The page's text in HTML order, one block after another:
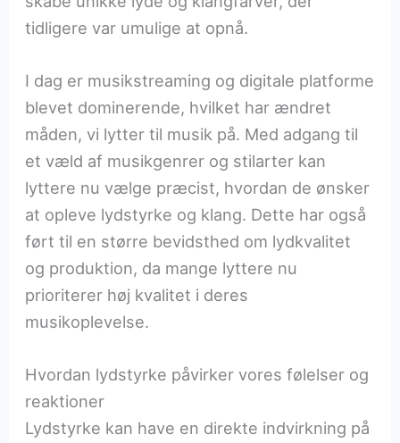
tidligere var umulige at opnå.
I dag er musikstreaming og digitale platforme
blevet dominerende, hvilket har ændret
måden, vi lytter til musik på. Med adgang til
et væld af musikgenrer og stilarter kan
lyttere nu vælge præcist, hvordan de ønsker
at opleve lydstyrke og klang. Dette har også
ført til en større bevidsthed om lydkvalitet
og produktion, da mange lyttere nu
prioriterer høj kvalitet i deres
musikoplevelse.
Hvordan lydstyrke påvirker vores følelser og
reaktioner
Lydstyrke kan have en direkte indvirkning på